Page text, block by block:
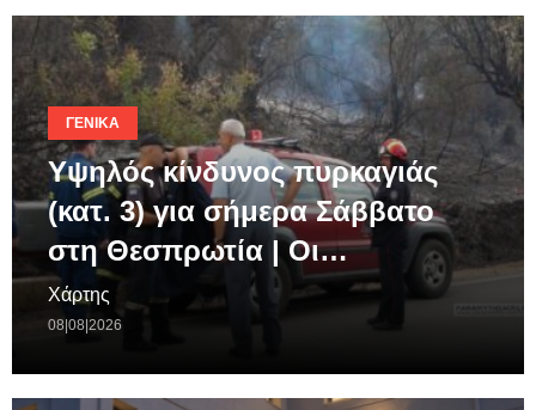
ΓΕΝΙΚΆ
Υψηλός κίνδυνος πυρκαγιάς
(κατ. 3) για σήμερα Σάββατο
στη Θεσπρωτία | Οι…
Χάρτης
08|08|2026